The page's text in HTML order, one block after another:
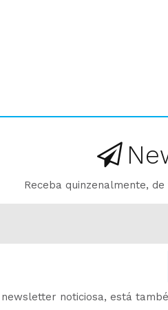
Receba quinzenalmente,
noticiosa, está